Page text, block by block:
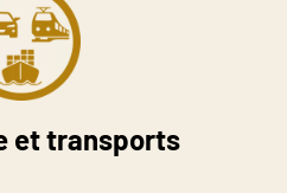
et transports